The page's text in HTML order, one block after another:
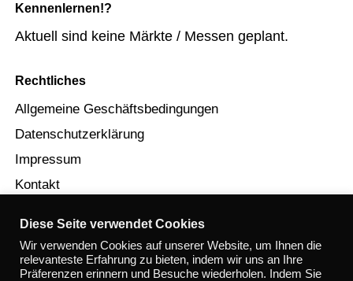
Kennenlernen!?
Aktuell sind keine Märkte / Messen geplant.
Rechtliches
Allgemeine Geschäftsbedingungen
Datenschutzerklärung
Impressum
Kontakt
Diese Seite verwendet Cookies
Wir verwenden Cookies auf unserer Website, um Ihnen die
relevanteste Erfahrung zu bieten, indem wir uns an Ihre
Präferenzen erinnern und Besuche wiederholen. Indem Sie